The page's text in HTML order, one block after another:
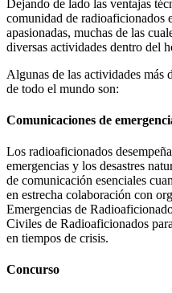
Dejando de lado las ventajas
comunidad de radioaficionados
apasionadas, muchas de las
diversas actividades dentro del
Algunas de las actividades más
de todo el mundo son:
Comunicaciones de
Los radioaficionados
emergencias y los desastres
de comunicación esenciales
en estrecha colaboración con
Emergencias de
Civiles de Radioaficionados
en tiempos de crisis.
Concurso